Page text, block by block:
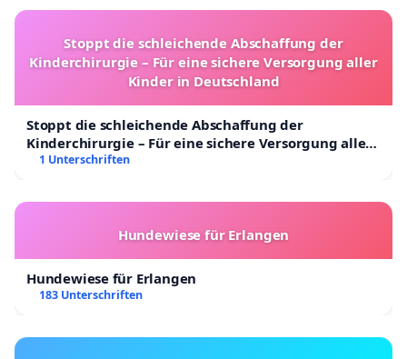
Stoppt die schleichende Abschaffung der
Kinderchirurgie – Für eine sichere Versorgung aller
Kinder in Deutschland
Stoppt die schleichende Abschaffung der
Kinderchirurgie – Für eine sichere Versorgung aller
Kinder in Deutschland
1 Unterschriften
Hundewiese für Erlangen
Hundewiese für Erlangen
183 Unterschriften